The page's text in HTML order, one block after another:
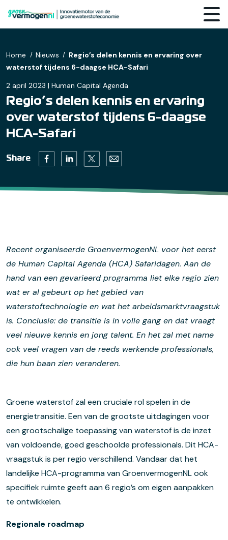
Home Nieuws
Regio’s delen kennis en ervaring over
waterstof tijdens 6-daagse HCA-Safari
2 april 2023 | Human Capital Agenda
Regio’s delen kennis en ervaring
over waterstof tijdens 6-daagse
HCA-Safari
Share Facebook (opens in a new tab)
Linkedin (opens in a new tab)
Twitter (opens in a new tab)
Email (opens default email
Recent organiseerde GroenvermogenNL voor het eerst
de Human Capital Agenda (HCA) Safaridagen. Aan de
hand van een gevarieerd programma liet elke regio zien
wat er al gebeurt op het gebied van
waterstoftechnologie en wat het arbeidsmarktvraagstuk
is. Conclusie: de transitie is in volle gang en dat vraagt
veel nieuwe kennis en jong talent. En het zal met name
ook veel vragen van de reeds werkende professionals,
die hun baan zien veranderen.
Groene waterstof zal een cruciale rol spelen in de
energietransitie. Een van de grootste uitdagingen voor
een grootschalige toepassing van waterstof is de inzet
van voldoende, goed geschoolde professionals. Dit HCA-
vraagstuk is per regio verschillend. Vandaar dat het
landelijke HCA-programma van GroenvermogenNL ook
specifiek ruimte geeft aan 6 regio’s om eigen aanpakken
te ontwikkelen.
Regionale roadmap